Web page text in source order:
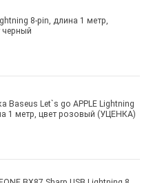
8-pin, длина 1 метр,
черный
Baseus Let`s go APPLE Lightning
1 метр, цвет розовый (УЦЕНКА)